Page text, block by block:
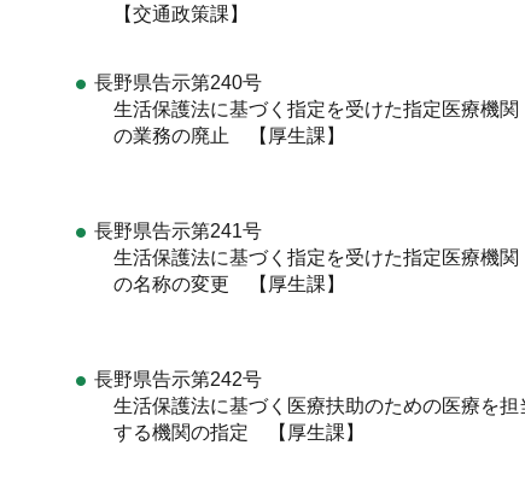
【交通政策課】
長野県告示第240号
生活保護法に基づく指定を受けた指定医療機関
の業務の廃止 【厚生課】
長野県告示第241号
生活保護法に基づく指定を受けた指定医療機関
の名称の変更 【厚生課】
長野県告示第242号
生活保護法に基づく医療扶助のための医療を担
する機関の指定 【厚生課】